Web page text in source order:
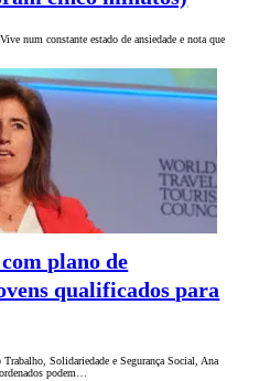
num constante estado de ansiedade e nota que
plano de
qualificados para
Solidariedade e Segurança Social, Ana
podem…